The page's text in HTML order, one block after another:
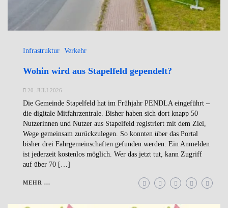
Infrastruktur Verkehr
Wohin wird aus Stapelfeld gependelt?
20. JULI 2026
Die Gemeinde Stapelfeld hat im Frühjahr PENDLA eingeführt –
die digitale Mitfahrzentrale. Bisher haben sich dort knapp 50
Nutzerinnen und Nutzer aus Stapelfeld registriert mit dem Ziel,
Wege gemeinsam zurückzulegen. So konnten über das Portal
bisher drei Fahrgemeinschaften gefunden werden. Ein Anmelden
ist jederzeit kostenlos möglich. Wer das jetzt tut, kann Zugriff
auf über 70 […]
MEHR ...